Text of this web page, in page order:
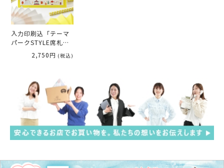
入力印刷込「テーマ
パークSTYLE席札」
（10部1セット）
2,750円 (税込)